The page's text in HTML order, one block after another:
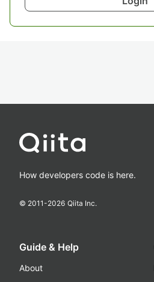
How developers code is here.
© 2011-2026 Qiita Inc.
Guide & Help
About